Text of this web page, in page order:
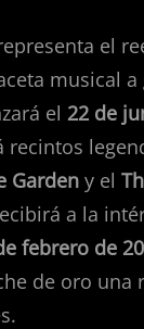
el
musical a
el 22 de
recintos
Garden y el
a la
febrero de
de oro una